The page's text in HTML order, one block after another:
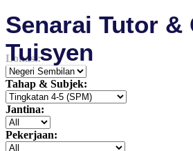
Senarai Tutor &
Tuisyen
Lokasi:
Tahap & Subjek:
Jantina:
Pekerjaan: